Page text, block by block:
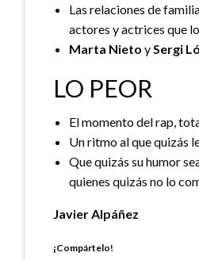
Las relaciones de
actores y actrices que
Marta Nieto ySergi
LO PEOR
El momento del rap,
Un ritmo al que quizás
Que quizás su humor
quienes quizás no lo
Javier Alpáñez
¡Compártelo!